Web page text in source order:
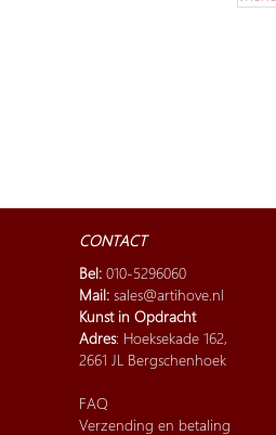
CONTACT
Bel: 010-5296060
Mail: sales@artihove.nl
Kunst in Opdracht
Adres: Hoeksekade 162,
2661 JL Bergschenhoek
FAQ
Verzending en betaling